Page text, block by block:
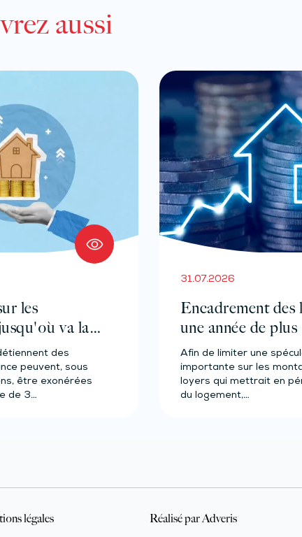
aussi
les
va la
?
des
peuvent, sous
être exonérées
de 3…
31.07.2026
Encadrement des
une année de plus
Afin de limiter une
importante sur les
loyers qui mettrait en
du logement,…
légales Réalisé par Adveris